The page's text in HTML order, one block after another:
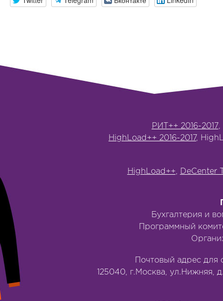
РИТ++ 2016-2017,
HighLoad++ 2016-2017,
HighLoad++ DeCenter
Бухгалтерия и
Программный
Почтовый адрес для
125040, г.Москва, ул.Нижняя,